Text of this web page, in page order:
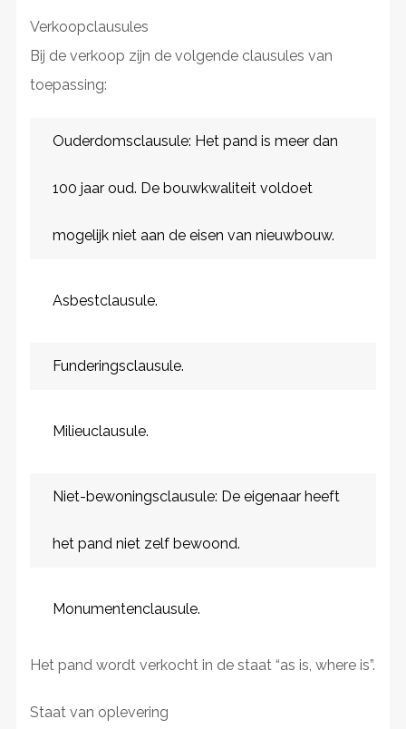
Verkoopclausules
Bij de verkoop zijn de volgende clausules van
toepassing:
Ouderdomsclausule: Het pand is meer dan
100 jaar oud. De bouwkwaliteit voldoet
mogelijk niet aan de eisen van nieuwbouw.
Asbestclausule.
Funderingsclausule.
Milieuclausule.
Niet-bewoningsclausule: De eigenaar heeft
het pand niet zelf bewoond.
Monumentenclausule.
Het pand wordt verkocht in de staat “as is, where is”.
Staat van oplevering